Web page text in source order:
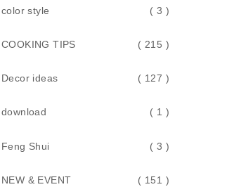
color style ( 3 )
COOKING TIPS ( 215 )
Decor ideas ( 127 )
download ( 1 )
Feng Shui ( 3 )
NEW & EVENT ( 151 )